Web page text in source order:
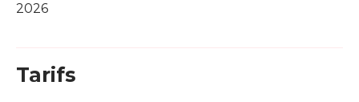
2026
Tarifs